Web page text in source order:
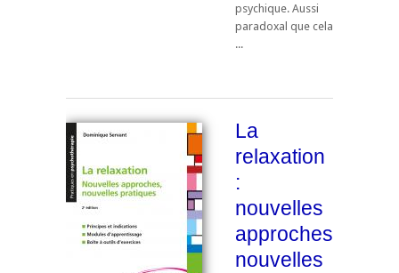
psychique. Aussi
paradoxal que cela
...
La
relaxation
:
nouvelles
approches,
nouvelles